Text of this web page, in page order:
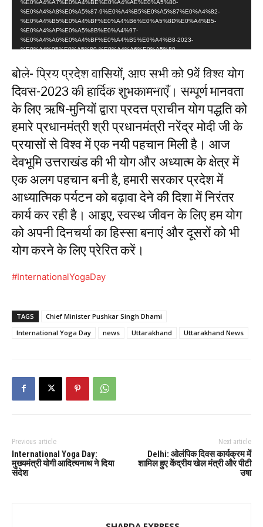
r
%E0%A4%A7%E0%A4%BE%E0%A4%AE%E0%A5%80-
%E0%A4%A8%E0%A5%87-9%E0%A4%B5%E0%A5%87%E0%A4%82-
%E0%A4%B5%E0%A4%BF%E0%A4%B6%E0%A5%8D%E0%A4%B5-
%E0%A4%AF%E0%A5%8B%E0%A4%97-
%E0%A4%A6%E0%A4%BF%E0%A4%B5%E0%A4%B8-2023-
%E0%A4%95%E0%A5%80-%E0%A4%A6%E0%A5%80-
%BF%E0%A4%95-
%E0%A4%B6%E0%A5%81%E0%A4%AD%E0%A4%95%E0%A4%BE%E0%A4
%AE%E0%A4%A8%E0%A4%BE%E0%A4%8F%E0%A4%81.mp4?_=1
बोले-प्रिय प्रदेश वासियों, आप सभी को 9वें विश्व योग
दिवस-2023 की हार्दिक शुभकामनाएँ। सम्पूर्ण मानवता
के लिए ऋषि-मुनियों द्वारा प्रदत्त प्राचीन योग पद्धति को
हमारे प्रधानमंत्री श्रीप्रधानमंत्री नरेंद्र मोदीजी के
प्रयासों से विश्व में एक नयी पहचान मिली है। आज
देवभूमि उत्तराखंड की भी योग और अध्यात्म के क्षेत्र में
एक अलग पहचान बनी है, हमारी सरकार प्रदेश में
आध्यात्मिक पर्यटन को बढ़ावा देने की दिशा में निरंतर
कार्य कर रही है। आइए, स्वस्थ जीवन के लिए हम योग
को अपनी दिनचर्या का हिस्सा बनाएं और दूसरों को भी
योग करने के लिए प्रेरित करें।
#InternationalYogaDay
TAGS
Chief Minister Pushkar Singh Dhami
International Yoga Day
news Uttarakhand Uttarakhand News
Previous article
International Yoga Day:
मुख्यमंत्री योगी आदित्यनाथ ने दिया
संदेश
Next article
Delhi: ओलंपिक दिवस कार्यक्रम में
शामिल हुए केंद्रीय खेल मंत्री और पीटी
उषा